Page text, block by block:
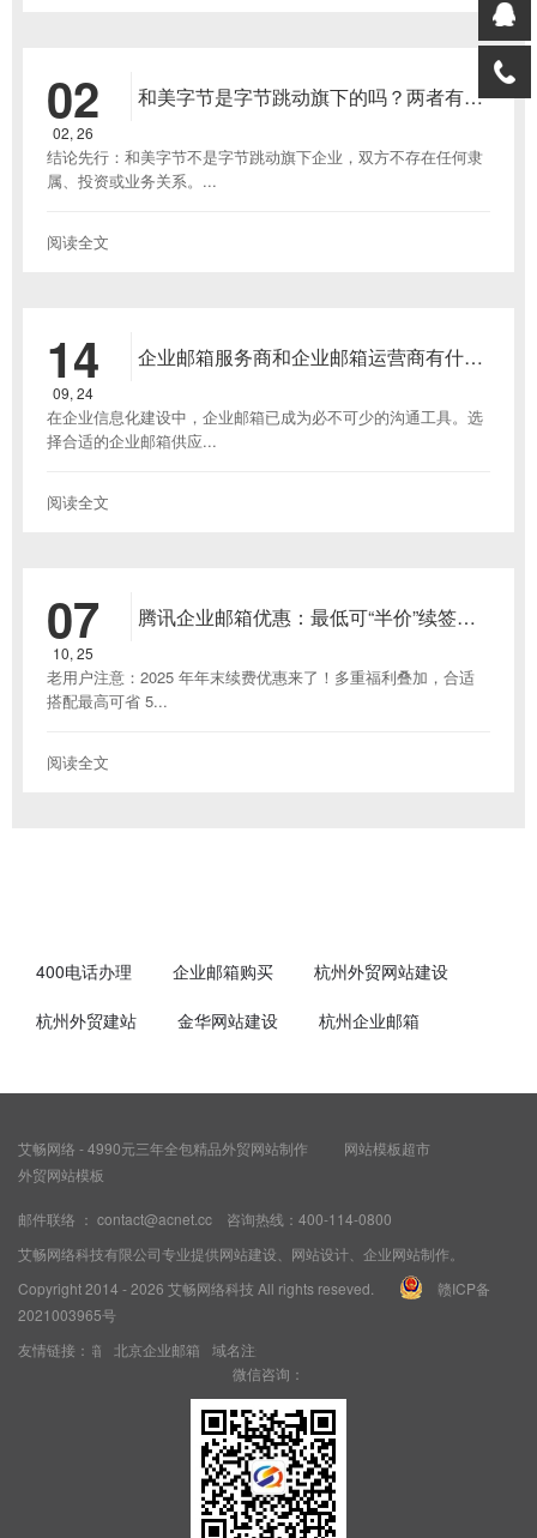
和美字节是字节跳动旗下的吗？两者有什
02
02, 26
结论先行：和美字节不是字节跳动旗下企业，双方不存在任何隶
属、投资或业务关系。...
阅读全文
企业邮箱服务商和企业邮箱运营商有什么
14
09, 24
在企业信息化建设中，企业邮箱已成为必不可少的沟通工具。选
择合适的企业邮箱供应...
阅读全文
腾讯企业邮箱优惠：最低可“半价”续签多
07
10, 25
老用户注意：2025 年年末续费优惠来了！多重福利叠加，合适
搭配最高可省 5...
阅读全文
400电话办理 企业邮箱购买 杭州外贸网站建设
杭州外贸建站 金华网站建设 杭州企业邮箱
艾畅网络 - 4990元三年全包精品外贸网站制作
网站模板超市
外贸网站模板
邮件联络 ： contact@acnet.cc 咨询热线：400-114-0800
艾畅网络科技有限公司专业提供网站建设、网站设计、企业网站制作。
Copyright 2014 - 2026 艾畅网络科技 All rights reseved.
赣ICP备
2021003965号
友情链接：
业邮箱 北京企业邮箱 域名注册 企业微盘
微信咨询：